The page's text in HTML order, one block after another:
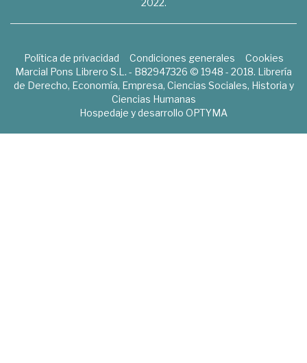
Política de privacidad Condiciones generales
Cookies
Marcial Pons Librero S.L. - B82947326 © 1948 - 2018. Librería
de Derecho, Economía, Empresa, Ciencias Sociales, Historia y
Ciencias Humanas
Hospedaje y desarrollo OPTYMA